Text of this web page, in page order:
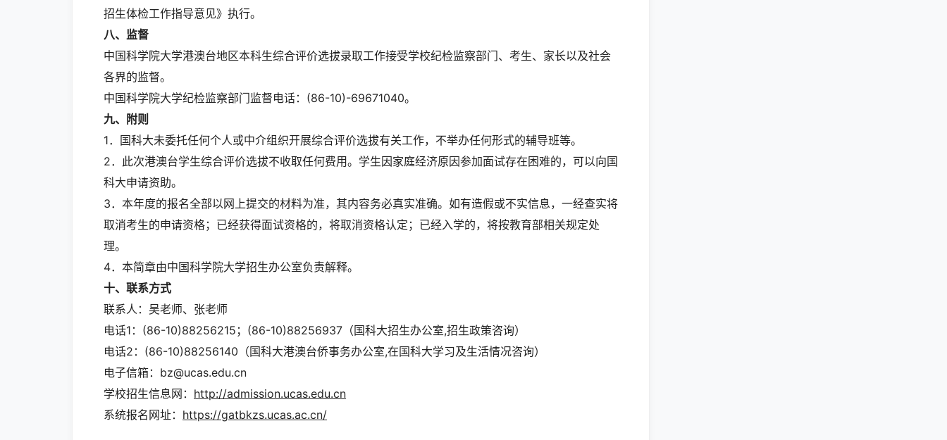
招生体检工作指导意见》执行。
八、 监督
中国科学院大学港澳台地区本科生综合评价选拔录取工作接受学校纪检监察部门、考生、家长以及社会
各界的监督。
中国科学院大学纪检监察部门监督电话：(86-10)-69671040。
九、附则
1．国科大未委托任何个人或中介组织开展综合评价选拔有关工作，不举办任何形式的辅导班等。
2．此次港澳台学生综合评价选拔不收取任何费用。学生因家庭经济原因参加面试存在困难的，可以向国
科大申请资助。
3．本年度的报名全部以网上提交的材料为准，其内容务必真实准确。如有造假或不实信息，一经查实将
取消考生的申请资格；已经获得面试资格的，将取消资格认定；已经入学的，将按教育部相关规定处
理。
4．本简章由中国科学院大学招生办公室负责解释。
十、联系方式
联系人：吴老师、张老师
电话1：(86-10)88256215；(86-10)88256937（国科大招生办公室,招生政策咨询）
电话2：(86-10)88256140（国科大港澳台侨事务办公室,在国科大学习及生活情况咨询）
电子信箱：bz@ucas.edu.cn
学校招生信息网： http://admission.ucas.edu.cn
系统报名网址： https://gatbkzs.ucas.ac.cn/